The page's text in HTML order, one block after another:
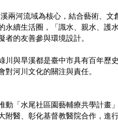
兩河流域為核心，結合藝術、
永續生活圈，「識水、親水、
的友善參與環境設計。
川與旱溪都是臺中市具有百年
河川文化的關注與責任。
動「水尾社區園藝輔療共學計
附醫、彰化基督教醫院合作，